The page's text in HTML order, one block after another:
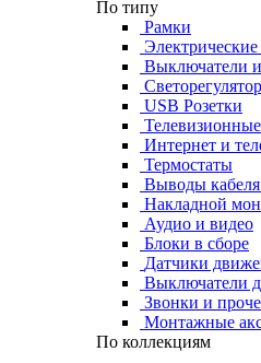
По типу
Рамки
Электрические
Выключатели
USB Розетки
Интернет и
Термостаты
Выводы
Накладной
Аудио и видео
Блоки в сборе
Датчики
Выключатели
Звонки и
Монтажные
По коллекциям